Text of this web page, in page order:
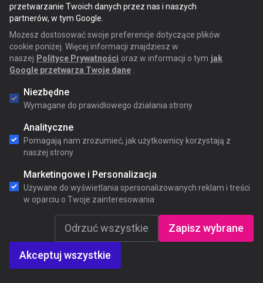
Sebastian Tyda
Programowanie obiektowe
przetwarzanie Twoich danych przez nas i naszych
partnerów, w tym Google.
Możesz dostosować swoje preferencje dotyczące plików
cookie poniżej. Więcej informacji znajdziesz w
naszej Polityce Prywatności oraz w informacji o tym jak
Google przetwarza Twoje dane
Niezbędne
Wymagane do prawidłowego działania strony
Analityczne
Pomagają nam zrozumieć, jak użytkownicy korzystają z
naszej strony
Marketingowe i Personalizacja
Używane do wyświetlania spersonalizowanych reklam i treści
w oparciu o Twoje zainteresowania
Odrzuć wszystkie Zapisz wybrane
Akceptuj wszystkie